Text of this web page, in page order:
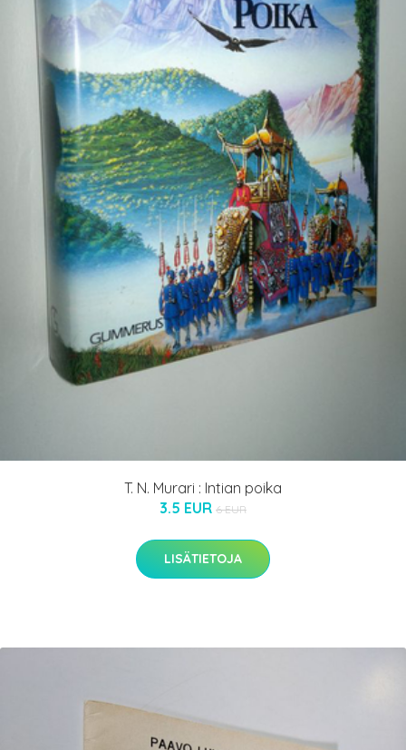
T. N. Murari : Intian poika
3.5 EUR 6 EUR
LISÄTIETOJA